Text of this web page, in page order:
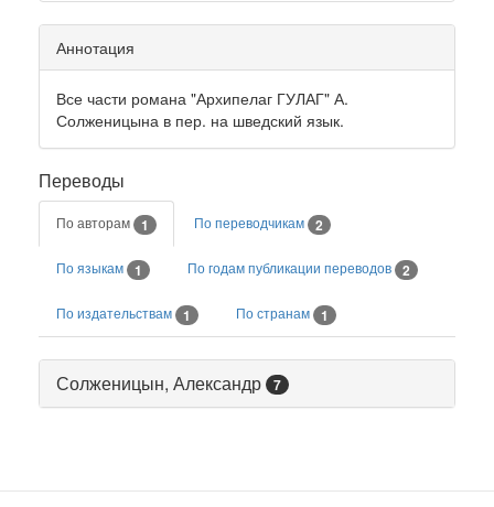
Аннотация
Все части романа "Архипелаг ГУЛАГ" А.
Солженицына в пер. на шведский язык.
Переводы
По авторам 1 По переводчикам 2
По языкам 1 По годам публикации переводов 2
По издательствам 1 По странам 1
Солженицын, Александр 7